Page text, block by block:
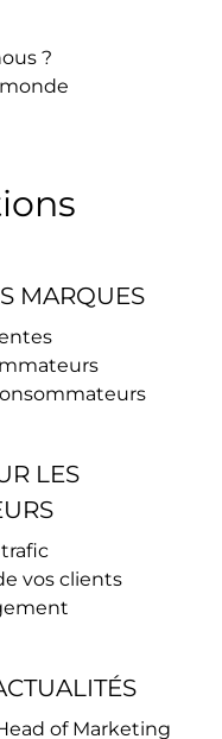
?
MARQUES
LES
vos clients
of Marketing